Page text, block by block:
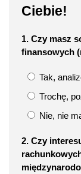
Ciebie!
1. Czy masz
finansowych
Tak,
Trochę,
Nie, nie
2. Czy